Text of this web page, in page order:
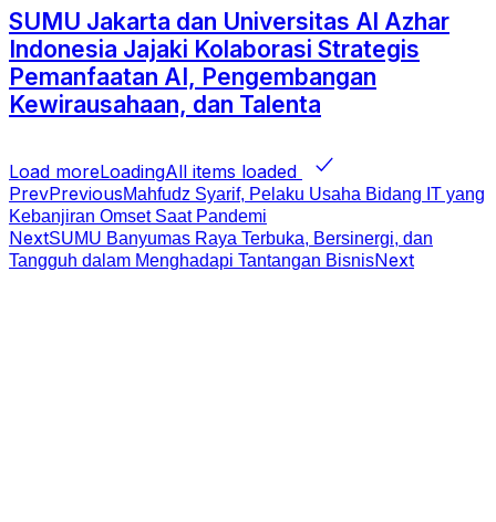
SUMU Jakarta dan Universitas Al Azhar
Indonesia Jajaki Kolaborasi Strategis
Pemanfaatan AI, Pengembangan
Kewirausahaan, dan Talenta
Load moreLoadingAll items loaded
PrevPreviousMahfudz Syarif, Pelaku Usaha Bidang IT yang
Kebanjiran Omset Saat Pandemi
NextSUMU Banyumas Raya Terbuka, Bersinergi, dan
Tangguh dalam Menghadapi Tantangan BisnisNext